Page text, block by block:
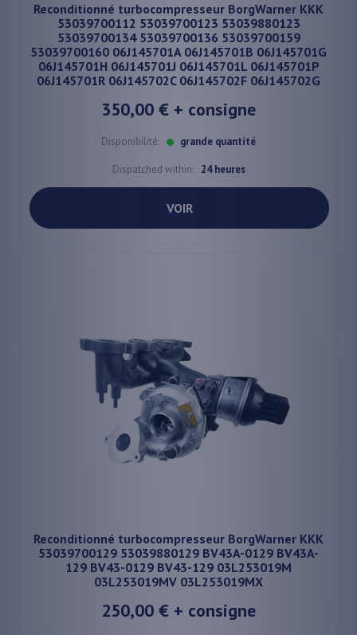
Reconditionné turbocompresseur BorgWarner KKK
53039700112 53039700123 53039880123
53039700134 53039700136 53039700159
53039700160 06J145701A 06J145701B 06J145701G
06J145701H 06J145701J 06J145701L 06J145701P
06J145701R 06J145702C 06J145702F 06J145702G
350,00 € + consigne
Disponibilité: grande quantité
Dispatched within: 24 heures
VOIR
Reconditionné turbocompresseur BorgWarner KKK
53039700129 53039880129 BV43A-0129 BV43A-
129 BV43-0129 BV43-129 03L253019M
03L253019MV 03L253019MX
250,00 € + consigne